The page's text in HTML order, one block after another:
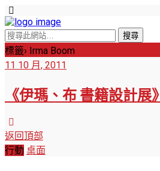
標籤› Irma Boom
11 10 月, 2011
《伊瑪、布 書籍設計展》
返回頂部
行動 桌面